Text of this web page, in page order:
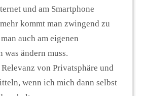
und am Smartphone
kommt man zwingend zu
auch am eigenen
ändern muss.
von Privatsphäre und
wenn ich mich dann selbst